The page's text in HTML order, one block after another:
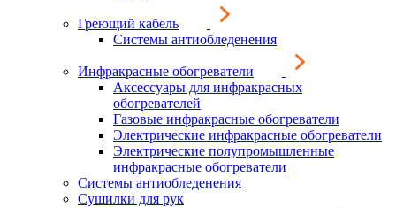
Греющий кабель
Системы антиобледенения
Инфракрасные обогреватели
Аксессуары для инфракрасных
обогревателей
Газовые инфракрасные обогреватели
Электрические инфракрасные обогреватели
Электрические полупромышленные
инфракрасные обогреватели
Системы антиобледенения
Сушилки для рук